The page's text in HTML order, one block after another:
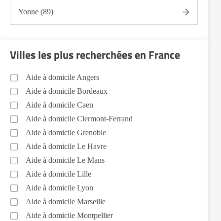
Yonne (89)
Villes les plus recherchées en France
Aide à domicile Angers
Aide à domicile Bordeaux
Aide à domicile Caen
Aide à domicile Clermont-Ferrand
Aide à domicile Grenoble
Aide à domicile Le Havre
Aide à domicile Le Mans
Aide à domicile Lille
Aide à domicile Lyon
Aide à domicile Marseille
Aide à domicile Montpellier